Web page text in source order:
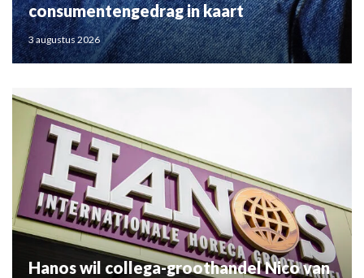
consumentengedrag in kaart
3 augustus 2026
Hanos wil collega-groothandel Nico van